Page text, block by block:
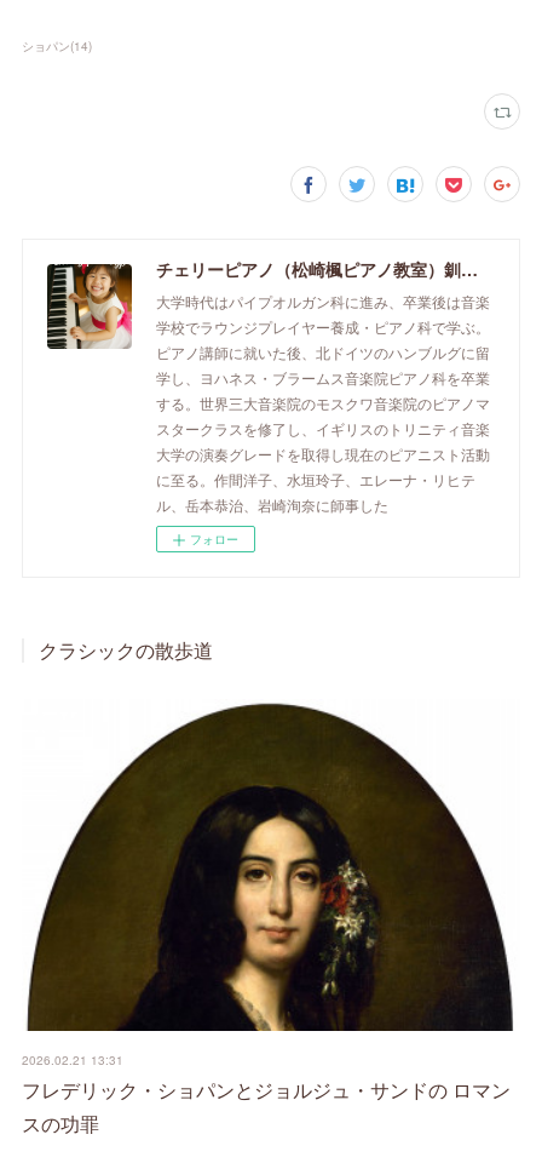
ショパン(14)
チェリーピアノ（松崎楓ピアノ教室）釧路市のピアノ教室
大学時代はパイプオルガン科に進み、卒業後は音楽
学校でラウンジプレイヤー養成・ピアノ科で学ぶ。
ピアノ講師に就いた後、北ドイツのハンブルグに留
学し、ヨハネス・ブラームス音楽院ピアノ科を卒業
する。世界三大音楽院のモスクワ音楽院のピアノマ
スタークラスを修了し、イギリスのトリニティ音楽
大学の演奏グレードを取得し現在のピアニスト活動
に至る。作間洋子、水垣玲子、エレーナ・リヒテ
ル、岳本恭治、岩崎洵奈に師事した
フォロー
クラシックの散歩道
2026.02.21 13:31
フレデリック・ショパンとジョルジュ・サンドの ロマン
スの功罪